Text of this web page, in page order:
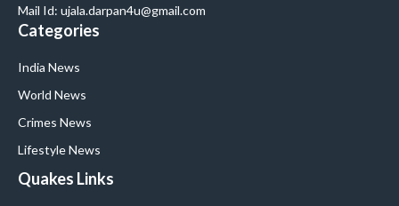
Mail Id: ujala.darpan4u@gmail.com
Categories
India News
World News
Crimes News
Lifestyle News
Quakes Links